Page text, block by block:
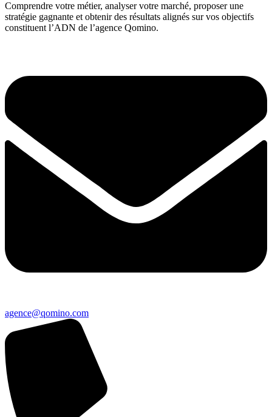
Comprendre votre métier, analyser votre marché, proposer une
stratégie gagnante et obtenir des résultats alignés sur vos objectifs
constituent l’ADN de l’agence Qomino.
agence@qomino.com